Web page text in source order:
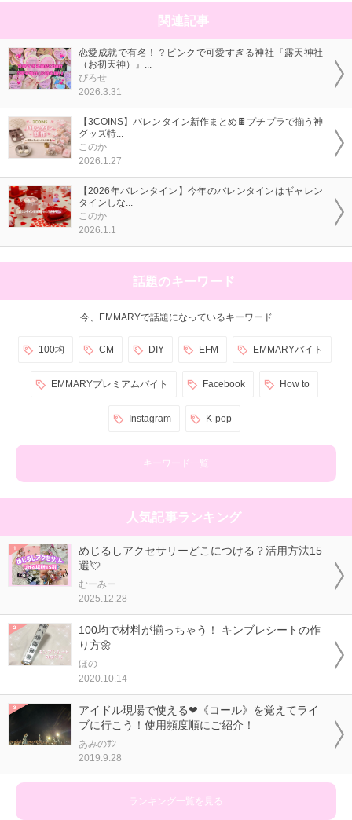
関連記事
恋愛成就で有名！？ピンクで可愛すぎる神社『露天神社
（お初天神）』...
ぴろせ
2026.3.31
【3COINS】バレンタイン新作まとめ🍫プチプラで揃う神
グッズ特...
このか
2026.1.27
【2026年バレンタイン】今年のバレンタインはギャレン
タインしな...
このか
2026.1.1
話題のキーワード
今、EMMARYで話題になっているキーワード
100均 CM DIY EFM EMMARYバイト
EMMARYプレミアムバイト Facebook How to
Instagram K-pop
キーワード一覧
人気記事ランキング
めじるしアクセサリーどこにつける？活用方法15
選💘
むーみー
2025.12.28
100均で材料が揃っちゃう！ キンブレシートの作
り方🌼
ほの
2020.10.14
アイドル現場で使える❤《コール》を覚えてライ
ブに行こう！使用頻度順にご紹介！
あみのｻﾝ
2019.9.28
ランキング一覧を見る